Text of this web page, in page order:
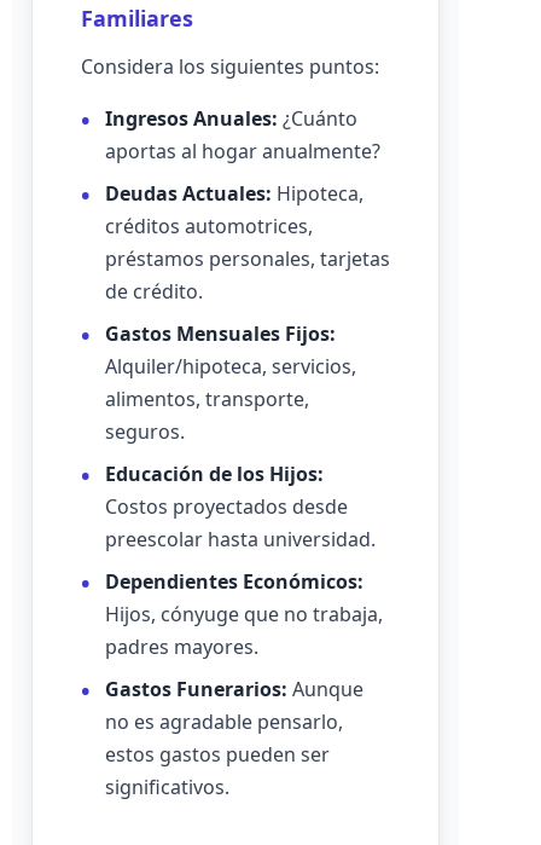
Familiares
Considera los siguientes puntos:
Ingresos Anuales: ¿Cuánto
aportas al hogar anualmente?
Deudas Actuales: Hipoteca,
créditos automotrices,
préstamos personales, tarjetas
de crédito.
Gastos Mensuales Fijos:
Alquiler/hipoteca, servicios,
alimentos, transporte,
seguros.
Educación de los Hijos:
Costos proyectados desde
preescolar hasta universidad.
Dependientes Económicos:
Hijos, cónyuge que no trabaja,
padres mayores.
Gastos Funerarios: Aunque
no es agradable pensarlo,
estos gastos pueden ser
significativos.